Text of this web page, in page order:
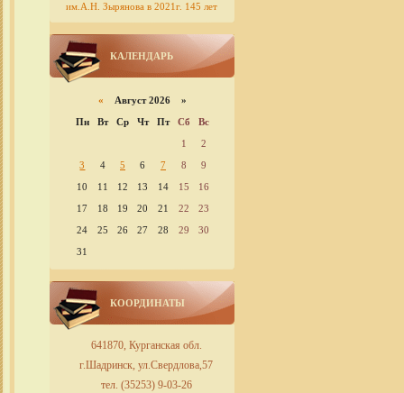
им.А.Н. Зырянова в 2021г. 145 лет
КАЛЕНДАРЬ
« Август 2026 »
Пн
Вт Ср Чт Пт Сб
Вс
1
2
3
4 5 6 7 8
9
10
11 12 13 14 15
16
17
18 19 20 21 22
23
24
25 26 27 28 29
30
31
КООРДИНАТЫ
641870, Курганская обл.
г.Шадринск, ул.Свердлова,57
тел. (35253) 9-03-26